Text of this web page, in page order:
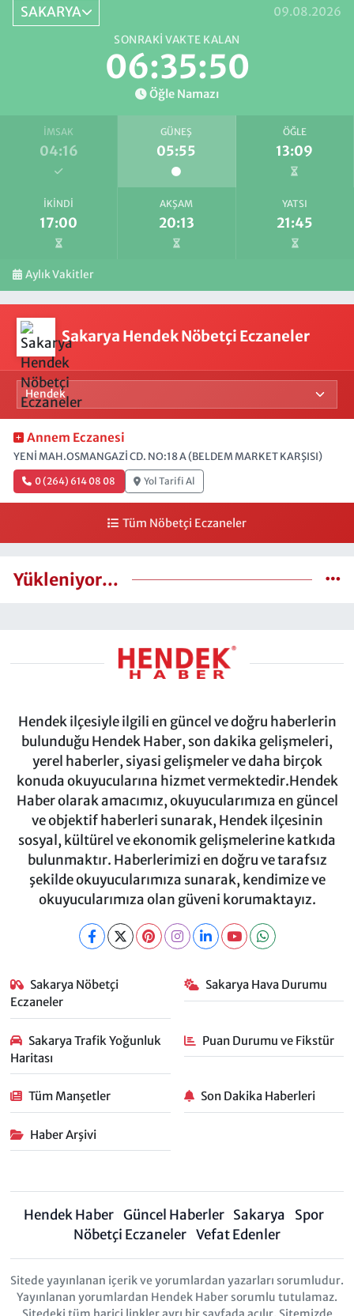
SAKARYA 09.08.2026
SONRAKI VAKTE KALAN
06:35:49
Öğle Namazı
İMSAK
04:16
GÜNEŞ
05:55
ÖĞLE
13:09
İKINDI
17:00
AKŞAM
20:13
YATSI
21:45
Aylık Vakitler
Sakarya Hendek Nöbetçi Eczaneler
Annem Eczanesi
YENİ MAH.OSMANGAZİ CD. NO:18 A (BELDEM MARKET KARŞISI)
0 (264) 614 08 08 Yol Tarifi Al
Tüm Nöbetçi Eczaneler
Yükleniyor...
Hendek ilçesiyle ilgili en güncel ve doğru haberlerin
bulunduğu Hendek Haber, son dakika gelişmeleri,
yerel haberler, siyasi gelişmeler ve daha birçok
konuda okuyucularına hizmet vermektedir.Hendek
Haber olarak amacımız, okuyucularımıza en güncel
ve objektif haberleri sunarak, Hendek ilçesinin
sosyal, kültürel ve ekonomik gelişmelerine katkıda
bulunmaktır. Haberlerimizi en doğru ve tarafsız
şekilde okuyucularımıza sunarak, kendimize ve
okuyucularımıza olan güveni korumaktayız.
Sakarya Nöbetçi
Eczaneler
Sakarya Hava Durumu
Sakarya Trafik Yoğunluk
Haritası
Puan Durumu ve Fikstür
Tüm Manşetler Son Dakika Haberleri
Haber Arşivi
Hendek Haber Güncel Haberler Sakarya
Spor
Nöbetçi Eczaneler Vefat Edenler
Sitede yayınlanan içerik ve yorumlardan yazarları sorumludur.
Yayınlanan yorumlardan Hendek Haber sorumlu tutulamaz.